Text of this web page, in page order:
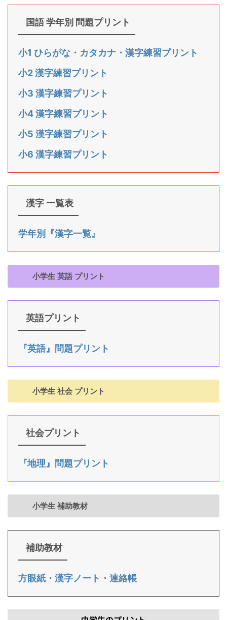
国語 学年別 問題プリント
小1 ひらがな・カタカナ・漢字練習プリント
小2 漢字練習プリント
小3 漢字練習プリント
小4 漢字練習プリント
小5 漢字練習プリント
小6 漢字練習プリント
漢字 一覧表
学年別『漢字一覧』
小学生 英語 プリント
英語プリント
『英語』問題プリント
小学生 社会 プリント
社会プリント
『地理』問題プリント
小学生 補助教材
補助教材
方眼紙・漢字ノート・連絡帳